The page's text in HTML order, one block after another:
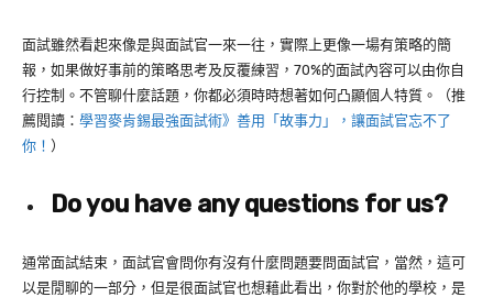
面試雖然看起來像是與面試官一來一往，實際上更像一場有策略的簡
報，如果做好事前的策略思考及反覆練習， 70%的面試內容可以由你自
行控制。不管聊什麼話題，你都必須時時想著如何凸顯個人特質。（推
薦閱讀： 學習麥肯錫最強面試術》善用「故事力」，讓面試官忘不了
你！ ）
Do you have any questions for us?
通常面試結束，面試官會問你有沒有什麼問題要問面試官，當然，這可
以是閒聊的一部分，但是很面試官也想藉此看出，你對於他的學校，是